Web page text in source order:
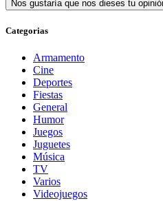
Categorias
Armamento
Cine
Deportes
Fiestas
General
Humor
Juegos
Juguetes
Música
TV
Varios
Videojuegos